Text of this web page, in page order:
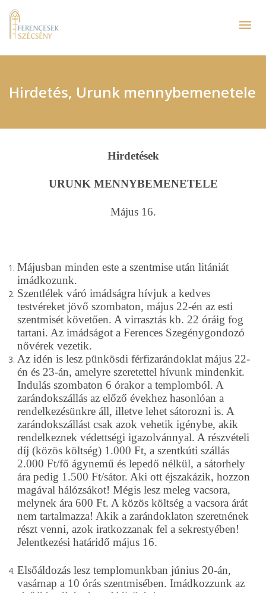
Hirdetés, Urunk mennybemenetele
Hirdetések
URUNK MENNYBEMENETELE
Május 16.
Májusban minden este a szentmise után litániát
imádkozunk.
Szentlélek váró imádságra hívjuk a kedves
testvéreket jövő szombaton, május 22-én az esti
szentmisét követően. A virrasztás kb. 22 óráig fog
tartani. Az imádságot a Ferences Szegénygondozó
nővérek vezetik.
Az idén is lesz pünkösdi férfizarándoklat május 22-
én és 23-án, amelyre szeretettel hívunk mindenkit.
Indulás szombaton 6 órakor a templomból. A
zarándokszállás az előző évekhez hasonlóan a
rendelkezésünkre áll, illetve lehet sátorozni is. A
zarándokszállást csak azok vehetik igénybe, akik
rendelkeznek védettségi igazolvánnyal. A részvételi
díj (közös költség) 1.000 Ft, a szentkúti szállás
2.000 Ft/fő ágynemű és lepedő nélkül, a sátorhely
ára pedig 1.500 Ft/sátor. Aki ott éjszakázik, hozzon
magával hálózsákot! Mégis lesz meleg vacsora,
melynek ára 600 Ft. A közös költség a vacsora árát
nem tartalmazza! Akik a zarándoklaton szeretnének
részt venni, azok iratkozzanak fel a sekrestyében!
Jelentkezési határidő május 16.
Elsőáldozás lesz templomunkban június 20-án,
vasárnap a 10 órás szentmisében. Imádkozzunk az